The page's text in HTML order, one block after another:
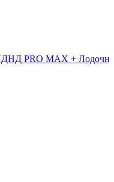
PRO MAX +